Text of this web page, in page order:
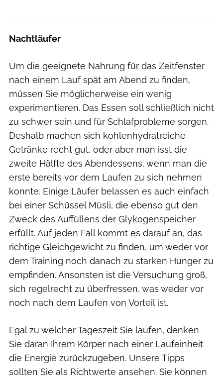
Nachtläufer
Um die geeignete Nahrung für das Zeitfenster
nach einem Lauf spät am Abend zu finden,
müssen Sie möglicherweise ein wenig
experimentieren. Das Essen soll schließlich nicht
zu schwer sein und für Schlafprobleme sorgen.
Deshalb machen sich kohlenhydratreiche
Getränke recht gut, oder aber man isst die
zweite Hälfte des Abendessens, wenn man die
erste bereits vor dem Laufen zu sich nehmen
konnte. Einige Läufer belassen es auch einfach
bei einer Schüssel Müsli, die ebenso gut den
Zweck des Auffüllens der Glykogenspeicher
erfüllt. Auf jeden Fall kommt es darauf an, das
richtige Gleichgewicht zu finden, um weder vor
dem Training noch danach zu starken Hunger zu
empfinden. Ansonsten ist die Versuchung groß,
sich regelrecht zu überfressen, was weder vor
noch nach dem Laufen von Vorteil ist.
Egal zu welcher Tageszeit Sie laufen, denken
Sie daran Ihrem Körper nach einer Laufeinheit
die Energie zurückzugeben. Unsere Tipps
sollten Sie als Richtwerte ansehen. Sie können